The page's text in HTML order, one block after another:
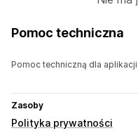
Pomoc techniczna
Pomoc techniczną dla aplikacji
Zasoby
Polityka prywatności